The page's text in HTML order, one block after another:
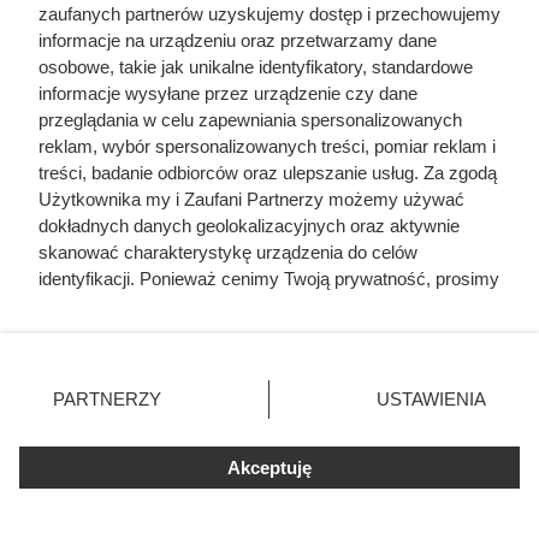
Antonim Bourbonem, królem Nawarry. Z tego związku
urodziło się dwoje dzieci: Karol III, późniejszy arcybiskup
Rouen, oraz córka Jakobina d`Artigolouve.
zaufanych partnerów uzyskujemy dostęp i przechowujemy
informacje na urządzeniu oraz przetwarzamy dane
osobowe, takie jak unikalne identyfikatory, standardowe
informacje wysyłane przez urządzenie czy dane
przeglądania w celu zapewniania spersonalizowanych
reklam, wybór spersonalizowanych treści, pomiar reklam i
treści, badanie odbiorców oraz ulepszanie usług. Za zgodą
Użytkownika my i Zaufani Partnerzy możemy używać
dokładnych danych geolokalizacyjnych oraz aktywnie
skanować charakterystykę urządzenia do celów
identyfikacji. Ponieważ cenimy Twoją prywatność, prosimy
prywatności znajdujący się w lewym dolnym rogu strony
. Niektóre rodzaje przetwarzania danych nie wymagają
zgody użytkownika, ale masz prawo sprzeciwić się
takiemu przetwarzaniu. Preferencje będą miały
zastosowania tylko na tej witrynie.
PARTNERZY USTAWIENIA
Akceptuję